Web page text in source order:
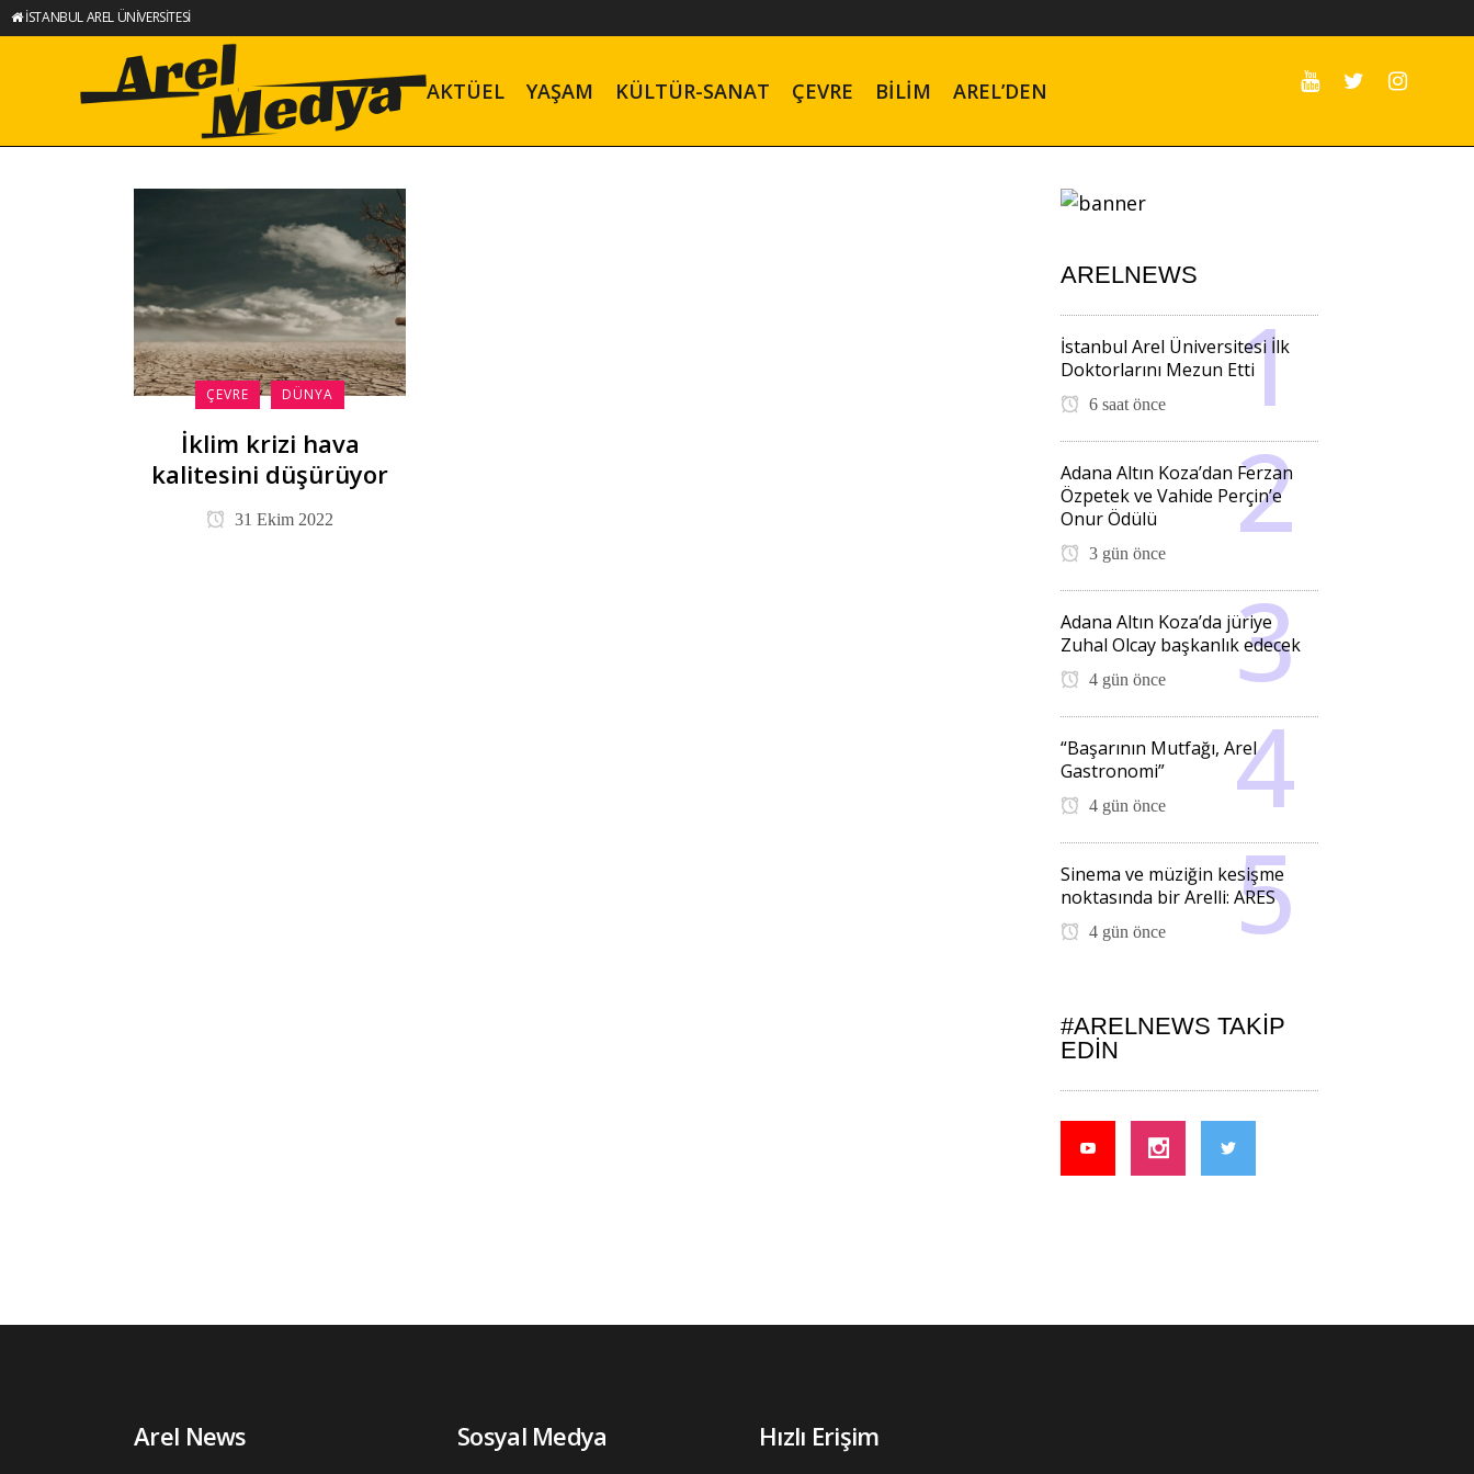
İSTANBUL AREL ÜNİVERSİTESİ
AKTÜEL YAŞAM KÜLTÜR-SANAT ÇEVRE BILIM AREL’DEN
ÇEVRE DÜNYA
İklim krizi hava
kalitesini düşürüyor
31 Ekim 2022
ARELNEWS
İstanbul Arel Üniversitesi İlk
Doktorlarını Mezun Etti
6 saat önce
Adana Altın Koza’dan Ferzan
Özpetek ve Vahide Perçin’e
Onur Ödülü
3 gün önce
Adana Altın Koza’da jüriye
Zuhal Olcay başkanlık edecek
4 gün önce
“Başarının Mutfağı, Arel
Gastronomi”
4 gün önce
Sinema ve müziğin kesişme
noktasında bir Arelli: ARES
4 gün önce
#ARELNEWS TAKIP
EDIN
Arel News Sosyal Medya Hızlı Erişim